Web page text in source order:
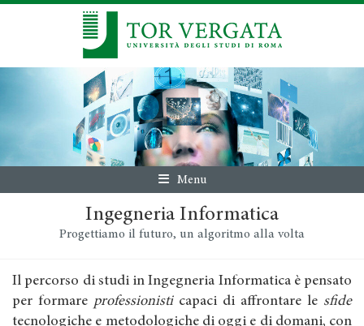
Menu
Ingegneria Informatica
Progettiamo il futuro, un algoritmo alla volta
Il percorso di studi in Ingegneria Informatica è pensato
per formare professionisticapaci di affrontare le sfide
tecnologiche e metodologiche di oggi e di domani, con